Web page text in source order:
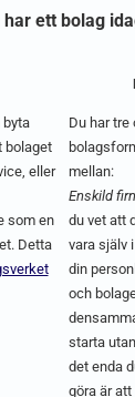
har ett bolag
byta
bolaget
eller
som en
Detta
Du har tre
mellan:
Enskild
du vet att
vara själv
din
och
starta
det enda
göra är